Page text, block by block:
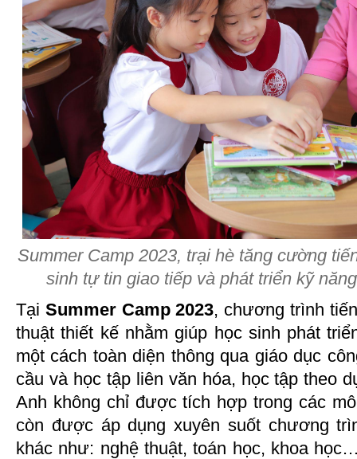
Summer Camp 2023, trại hè tăng cường
sinh tự tin giao tiếp và phát triển kỹ
Tại Summer Camp 2023, chương trình
thuật thiết kế nhằm giúp học sinh phát
một cách toàn diện thông qua giáo dục
cầu và học tập liên văn hóa, học tập theo
Anh không chỉ được tích hợp trong các
còn được áp dụng xuyên suốt chương
khác như: nghệ thuật, toán học, khoa